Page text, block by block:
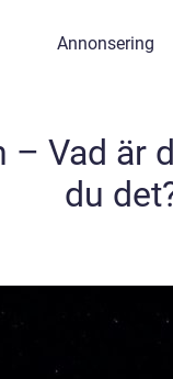
Annonsering
– Vad är
du